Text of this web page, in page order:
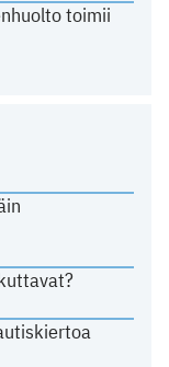
toimii